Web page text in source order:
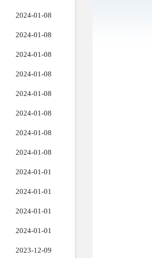
2024-01-08
2024-01-08
2024-01-08
2024-01-08
2024-01-08
2024-01-08
2024-01-08
2024-01-08
2024-01-01
2024-01-01
2024-01-01
2024-01-01
2023-12-09